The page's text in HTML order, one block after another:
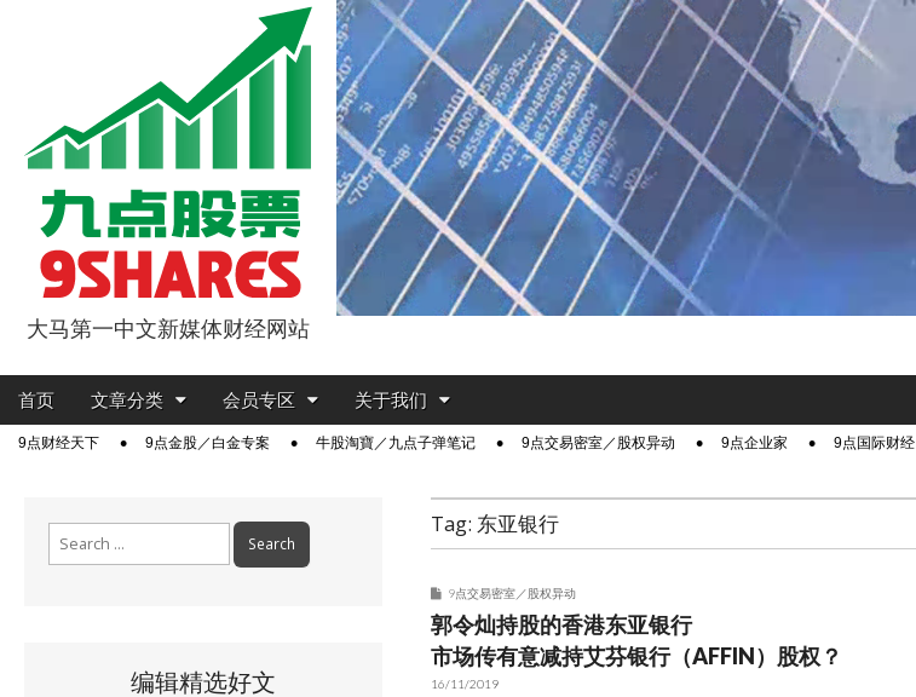
9点股票
大马第一中文新媒体财经网站
Main
Skip
content
首页 文章分类 会员专区 关于我们
Sub9点财经天下 9点金股／白金专案 牛股淘寶／九点子弹笔记 9点交易密室／股权异动 9点企业家 9点国际财经
Tag: 东亚银行
9点交易密室／股权异动
郭令灿持股的香港东亚银行
市场传有意减持艾芬银行（AFFIN）股权？
16/11/2019
编辑精选好文